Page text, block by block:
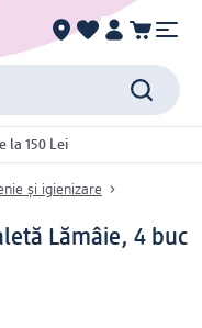
la 150 Lei
și igienizare
Lămâie, 4 buc